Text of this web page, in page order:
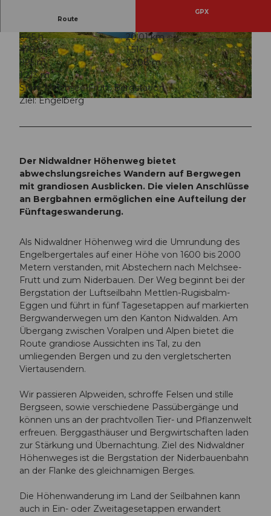
© Engelberg-Titlis Tourismus
© Engelberg-Titlis Tourismus, PERRET © Engelberg-Titlis Tourismus
Route
GPX
6:45 h
20,01 km
478 m
1.516 m
995 m
2.208 m
1.213 m
Start: Melchsee-Frutt, Bergstation
Ziel: Engelberg
Der Nidwaldner Höhenweg bietet
abwechslungsreiches Wandern auf Bergwegen
mit grandiosen Ausblicken. Die vielen Anschlüsse
an Bergbahnen ermöglichen eine Aufteilung der
Fünftageswanderung.
Als Nidwaldner Höhenweg wird die Umrundung des
Engelbergertales auf einer Höhe von 1600 bis 2000
Metern verstanden, mit Abstechern nach Melchsee-
Frutt und zum Niderbauen. Der Weg beginnt bei der
Bergstation der Luftseilbahn Mettlen-Rugisbalm-
Eggen und führt in fünf Tagesetappen auf markierten
Bergwanderwegen um den Kanton Nidwalden. Am
Übergang zwischen Voralpen und Alpen bietet die
Route grandiose Aussichten ins Tal, zu den
umliegenden Bergen und zu den vergletscherten
Viertausendern.
Wir passieren Alpweiden, schroffe Felsen und stille
Bergseen, sowie verschiedene Passübergänge und
können uns an der prachtvollen Tier- und Pflanzenwelt
erfreuen. Berggasthäuser und Bergwirtschaften laden
zur Stärkung und Übernachtung. Ziel des Nidwaldner
Höhenweges ist die Bergstation der Niderbauenbahn
an der Flanke des gleichnamigen Berges.
Die Höhenwanderung im Land der Seilbahnen kann
auch in Ein- oder Zweitagesetappen erwandert